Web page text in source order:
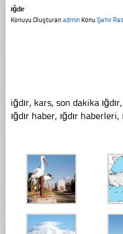
ığdır
Konuyu OluşturanadminKonu Şehir
iğdır, kars, son dakika
ığdır haber, ığdır